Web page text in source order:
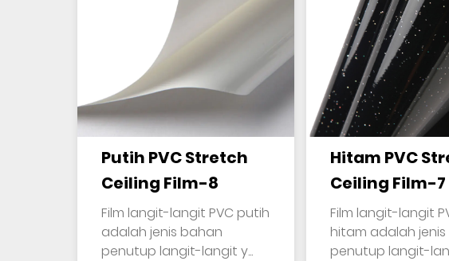
Putih PVC Stretch
Ceiling Film-8
Film langit-langit PVC putih
adalah jenis bahan
penutup langit-langit y...
Hitam PVC
Ceiling Film-7
Film langit-langit
hitam adalah jenis bahan
penutup langit-